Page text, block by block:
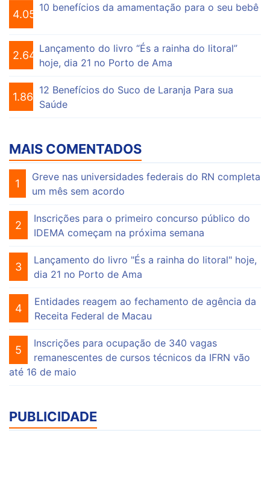
4.053
10 benefícios da amamentação para o seu bebê
2.644
Lançamento do livro “És a rainha do litoral”
hoje, dia 21 no Porto de Ama
1.861
12 Benefícios do Suco de Laranja Para sua
Saúde
MAIS COMENTADOS
1
Greve nas universidades federais do RN completa
um mês sem acordo
2
Inscrições para o primeiro concurso público do
IDEMA começam na próxima semana
3
Lançamento do livro "És a rainha do litoral" hoje,
dia 21 no Porto de Ama
4
Entidades reagem ao fechamento de agência da
Receita Federal de Macau
5
Inscrições para ocupação de 340 vagas
remanescentes de cursos técnicos da IFRN vão
até 16 de maio
PUBLICIDADE